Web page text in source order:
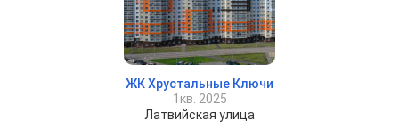
ЖК Хрустальные Ключи
1кв. 2025
Латвийская улица